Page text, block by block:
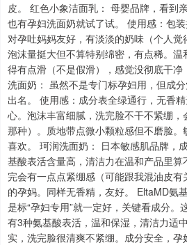
皮。 红色小象洁面乳： 母婴品牌，看到
也有孕妇洗面奶就试了试。 使用感：包
对孕吐妈妈友好，有淡淡的奶味（个人觉
泡沫量挺大但不算特别绵密，有点稀。
得有点滑（不是假滑），感觉没彻底干
洗面奶： 虽然不是专门标孕妇用，但成
出名。 使用感：成分表全绿通行，无香
心。泡沫丰富细腻，洗完脸不干不紧绷
那种）。质地带点微小颗粒感但不磨脸
喜欢。 珂润洗面奶： 日本敏感肌品牌，
基酸表活含量高，清洁力在温和产品里
完会有一点点紧绷感（可能跟我混油皮
的孕妈。同样无香精，友好。 EltaMD氨
是标“孕妇专用”就一定好，关键看成分。
有3种氨基酸表活，温和保湿，清洁力适
实，洗完脸很清爽不紧绷。成分安全，孕